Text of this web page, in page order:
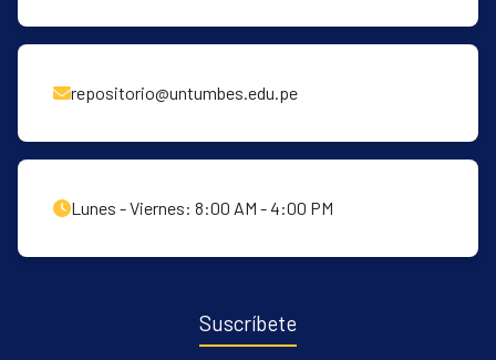
repositorio@untumbes.edu.pe
Lunes - Viernes: 8:00 AM - 4:00 PM
Suscríbete